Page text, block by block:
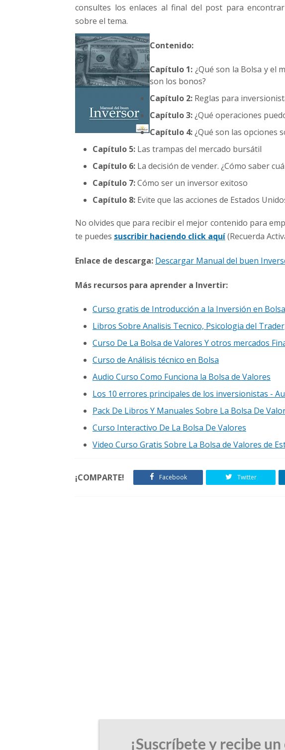
consultes los enlaces al final del post para
sobre el tema.
Contenido:
Capítulo 1: ¿Qué son la Bolsa y el
son los bonos?
Capítulo 2: Reglas para
Capítulo 3: ¿Qué operaciones
Capítulo 4: ¿Qué son las opciones
Capítulo 5: Las trampas del mercado bursátil
Capítulo 6: La decisión de vender. ¿Cómo saber
Capítulo 7:Cómo ser un inversor exitoso
Capítulo 8: Evite que las acciones de Estados
No olvides que para recibir el mejor contenido para
te puedes suscribir haciendo click aquí(Recuerda
Enlace de descarga: Descargar Manual del buen
Más recursos para aprender a Invertir:
Curso gratis de Introducción a la Inversión en Bolsa
Libros Sobre Analisis Tecnico, Psicologia del
Curso De La Bolsa de Valores Y otros mercados
Curso de Análisis técnico en Bolsa
Audio Curso Como Funciona la Bolsa de Valores
Los 10 errores principales de los inversionistas -
Pack De Libros Y Manuales Sobre La Bolsa De
Curso Interactivo De La Bolsa De Valores
Video Curso Gratis Sobre La Bolsa de Valores de
¡COMPARTE! Facebook Twitter